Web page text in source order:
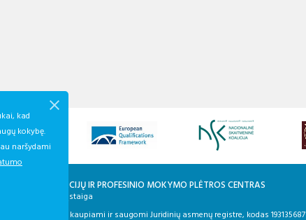
kad
kokybę.
naršydami
KVALIFIKACIJŲ IR PROFESINIO MOKYMO PLĖTROS CENTRAS
Biudžetinė įstaiga
Duomenys kaupiami ir saugomi Juridinių asmenų registre, kodas 193135687